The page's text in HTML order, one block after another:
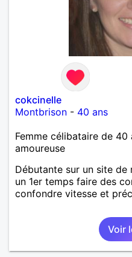
cokcinelle
Montbrison - 40 ans
Femme célibataire de
amoureuse
Débutante sur un site
un 1er temps faire des
confondre vitesse et
Voir